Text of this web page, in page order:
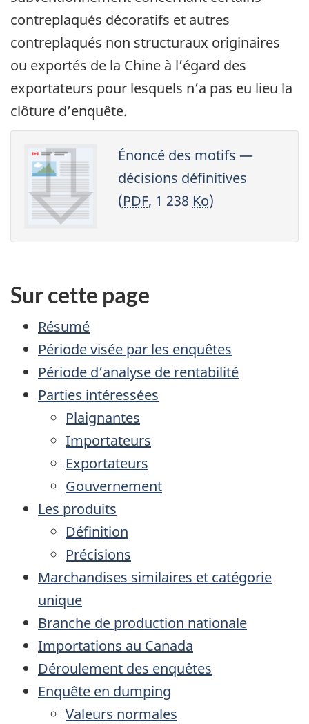
contreplaqués décoratifs et autres
contreplaqués non structuraux originaires
ou exportés de la Chine à l’égard des
exportateurs pour lesquels n’a pas eu lieu la
clôture d’enquête.
Énoncé des motifs —
décisions définitives
(PDF, 1 238 Ko)
Sur cette page
Résumé
Période visée par les enquêtes
Période d’analyse de rentabilité
Parties intéressées
Plaignantes
Importateurs
Exportateurs
Gouvernement
Les produits
Définition
Précisions
Marchandises similaires et catégorie
unique
Branche de production nationale
Importations au Canada
Déroulement des enquêtes
Enquête en dumping
Valeurs normales